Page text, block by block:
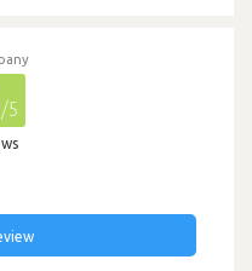
/5